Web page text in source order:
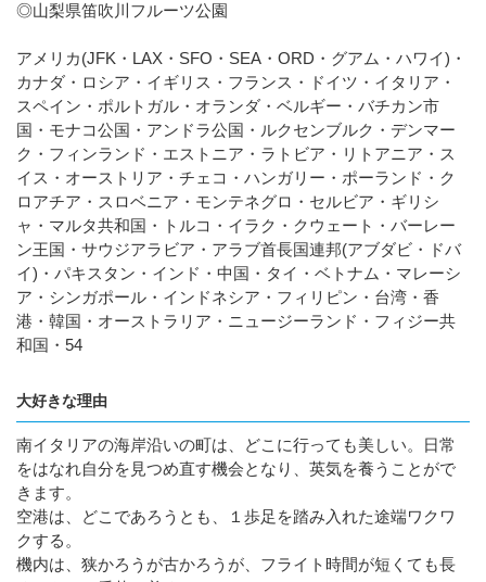
◎山梨県笛吹川フルーツ公園
アメリカ(JFK・LAX・SFO・SEA・ORD・グアム・ハワイ)・
カナダ・ロシア・イギリス・フランス・ドイツ・イタリア・
スペイン・ポルトガル・オランダ・ベルギー・バチカン市
国・モナコ公国・アンドラ公国・ルクセンブルク・デンマー
ク・フィンランド・エストニア・ラトビア・リトアニア・ス
イス・オーストリア・チェコ・ハンガリー・ポーランド・ク
ロアチア・スロベニア・モンテネグロ・セルビア・ギリシ
ャ・マルタ共和国・トルコ・イラク・クウェート・バーレー
ン王国・サウジアラビア・アラブ首長国連邦(アブダビ・ドバ
イ)・パキスタン・インド・中国・タイ・ベトナム・マレーシ
ア・シンガポール・インドネシア・フィリピン・台湾・香
港・韓国・オーストラリア・ニュージーランド・フィジー共
和国・54
大好きな理由
南イタリアの海岸沿いの町は、どこに行っても美しい。日常
をはなれ自分を見つめ直す機会となり、英気を養うことがで
きます。
空港は、どこであろうとも、１歩足を踏み入れた途端ワクワ
クする。
機内は、狭かろうが古かろうが、フライト時間が短くても長